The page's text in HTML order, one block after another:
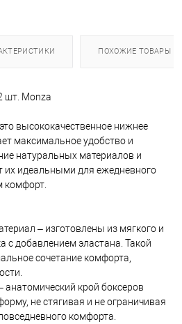
ПОХОЖИЕ ТОВАРЫ
шт. Monza
высококачественное нижнее
максимальное удобство и
натуральных материалов и
их идеальными для ежедневного
комфорт.
– изготовлены из мягкого и
с добавлением эластана. Такой
сочетание комфорта,
крой боксеров
не стягивая и не ограничивая
комфорта.